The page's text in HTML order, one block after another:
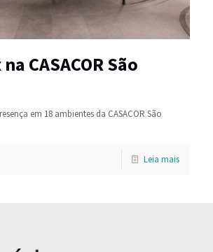
CASACOR São
em 18 ambientes da CASACOR São
Leia mais